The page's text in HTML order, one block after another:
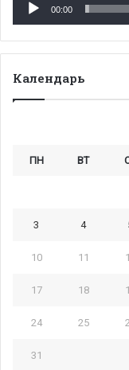
00:00
Календарь
ПН ВТ
3 4
10 11
17 18
24 25
31